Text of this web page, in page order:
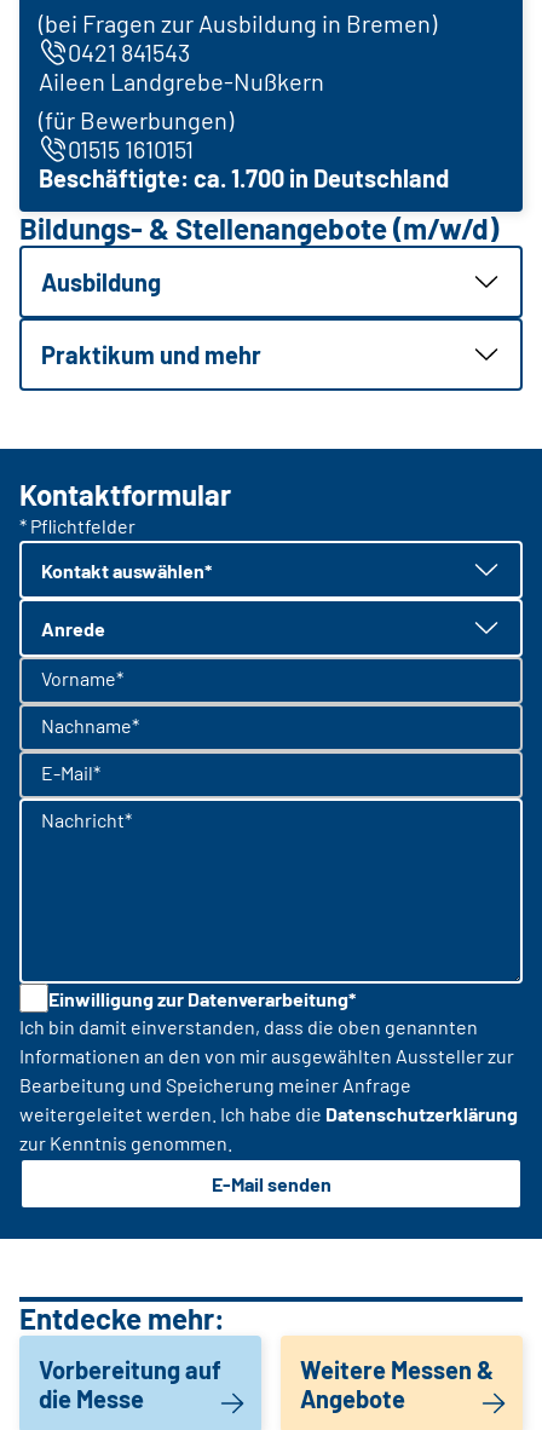
(bei Fragen zur ­Ausbildung in Bremen)
0421 841543
Aileen Landgrebe-Nußkern
(für Bewerbungen)
01515 1610151
Beschäftigte: ca. 1.700 in Deutschland
Bildungs- & Stellenangebote (m/w/d)
Ausbildung
Praktikum und mehr
Kontaktformular
* Pflichtfelder
Kontakt auswählen*
Anrede
Vorname*
Nachname*
E-Mail*
Nachricht*
Einwilligung zur Datenverarbeitung*
Ich bin damit einverstanden, dass die oben genannten
Informationen an den von mir ausgewählten Aussteller zur
Bearbeitung und Speicherung meiner Anfrage
weitergeleitet werden. Ich habe die Datenschutzerklärung
zur Kenntnis genommen.
E-Mail senden
Entdecke mehr:
Vorbereitung auf
die Messe
Weitere Messen &
Angebote